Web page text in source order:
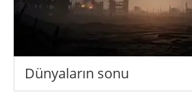
Dünyaların sonu